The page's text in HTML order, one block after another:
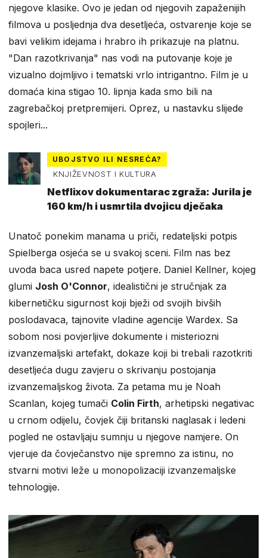
njegove klasike. Ovo je jedan od njegovih zapaženijih
filmova u posljednja dva desetljeća, ostvarenje koje se
bavi velikim idejama i hrabro ih prikazuje na platnu.
"Dan razotkrivanja" nas vodi na putovanje koje je
vizualno dojmljivo i tematski vrlo intrigantno. Film je u
domaća kina stigao 10. lipnja kada smo bili na
zagrebačkoj pretpremijeri. Oprez, u nastavku slijede
spojleri...
UBOJSTVO ILI NESREĆA?
KNJIŽEVNOST I KULTURA
Netflixov dokumentarac zgraža: Jurila je
160 km/h i usmrtila dvojicu dječaka
Unatoč ponekim manama u priči, redateljski potpis
Spielberga osjeća se u svakoj sceni. Film nas bez
uvoda baca usred napete potjere. Daniel Kellner, kojeg
glumi Josh O'Connor, idealistični je stručnjak za
kibernetičku sigurnost koji bježi od svojih bivših
poslodavaca, tajnovite vladine agencije Wardex. Sa
sobom nosi povjerljive dokumente i misteriozni
izvanzemaljski artefakt, dokaze koji bi trebali razotkriti
desetljeća dugu zavjeru o skrivanju postojanja
izvanzemaljskog života. Za petama mu je Noah
Scanlan, kojeg tumači Colin Firth, arhetipski negativac
u crnom odijelu, čovjek čiji britanski naglasak i ledeni
pogled ne ostavljaju sumnju u njegove namjere. On
vjeruje da čovječanstvo nije spremno za istinu, no
stvarni motivi leže u monopolizaciji izvanzemaljske
tehnologije.